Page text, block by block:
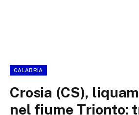
CALABRIA
Crosia (CS),
nel fiume Trionto: